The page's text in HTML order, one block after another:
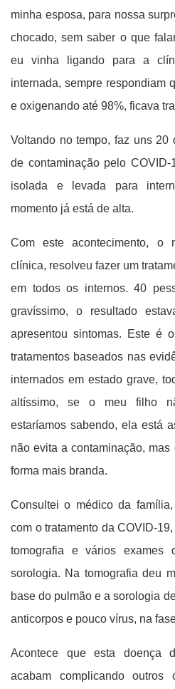
minha esposa, para nossa
chocado, sem saber o que
eu vinha ligando para a
internada, sempre respondiam
e oxigenando até 98%, ficava
Voltando no tempo, faz uns 20
de contaminação pelo
isolada e levada para
momento já está de alta.
Com este acontecimento, o
clínica, resolveu fazer um
em todos os internos. 40
gravíssimo, o resultado
apresentou sintomas. Este é
tratamentos baseados nas
internados em estado grave,
altíssimo, se o meu filho
estaríamos sabendo, ela está
não evita a contaminação,
forma mais branda.
Consultei o médico da
com o tratamento da COVID-
tomografia e vários exames
sorologia. Na tomografia deu
base do pulmão e a sorologia
anticorpos e pouco vírus, na
Acontece que esta doença
acabam complicando